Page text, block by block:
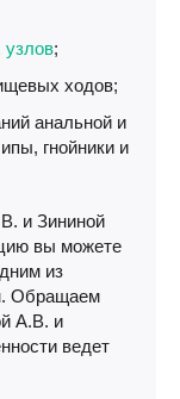
узлов;
ходов;
анальной и
гнойники и
и Зининой
вы можете
из
Обращаем
А.В. и
ведет